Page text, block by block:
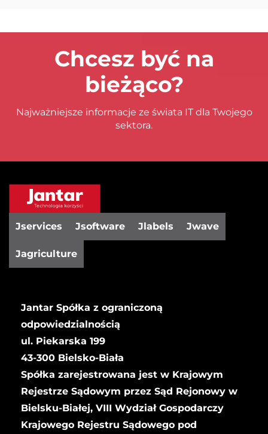
Chcesz być na
bieżąco?
Najważniejsze informacje ze świata IT dla Twojego
sektora.
Jservices Jsoftware Jlabels Jwave
Jagriculture
Jantar Spółka z ograniczoną
odpowiedzialnością
ul. Piekarska 199
43-300 Bielsko-Biała
Spółka zarejestrowana jest w Krajowym
Rejestrze Sądowym przez Sąd Rejonowy w
Bielsku-Białej, VIII Wydział Gospodarczy
Krajowego Rejestru Sądowego pod